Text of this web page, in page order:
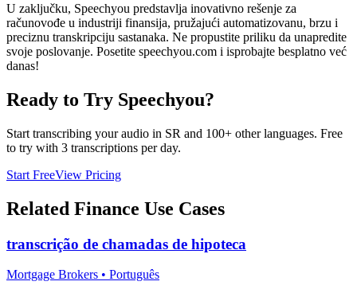
U zaključku, Speechyou predstavlja inovativno rešenje za
računovođe u industriji finansija, pružajući automatizovanu, brzu i
preciznu transkripciju sastanaka. Ne propustite priliku da unapredite
svoje poslovanje. Posetite speechyou.com i isprobajte besplatno već
danas!
Ready to Try Speechyou?
Start transcribing your audio in SR and 100+ other languages. Free
to try with 3 transcriptions per day.
Start FreeView Pricing
Related Finance Use Cases
transcrição de chamadas de hipoteca
Mortgage Brokers • Português